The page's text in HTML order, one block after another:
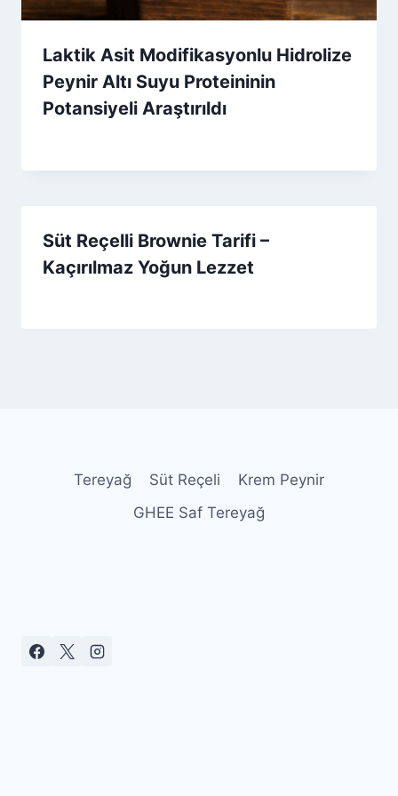
Laktik Asit Modifikasyonlu Hidrolize
Peynir Altı Suyu Proteininin
Potansiyeli Araştırıldı
Süt Reçelli Brownie Tarifi –
Kaçırılmaz Yoğun Lezzet
Tereyağ Süt Reçeli
Krem Peynir
GHEE Saf Tereyağ